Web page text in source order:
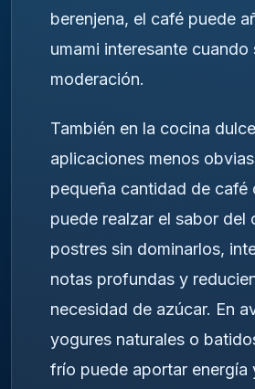
berenjena, el café puede
umami interesante cuando
moderación.
También en la cocina
aplicaciones menos
pequeña cantidad de café
puede realzar el sabor del
postres sin dominarlos,
notas profundas y
necesidad de azúcar. En
yogures naturales o
frío puede aportar energía